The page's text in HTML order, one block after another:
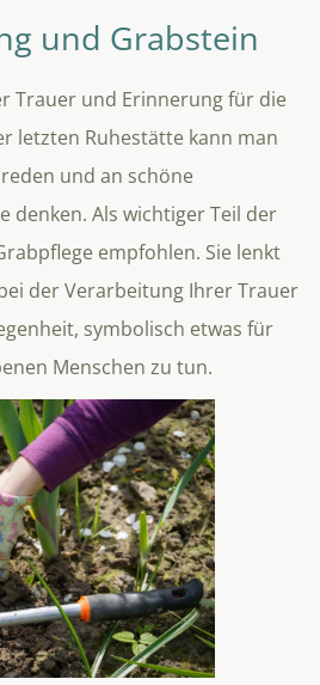
und Grabstein
Trauer und Erinnerung für die
letzten Ruhestätte kann man
und an schöne
denken. Als wichtiger Teil der
empfohlen. Sie lenkt
der Verarbeitung Ihrer Trauer
symbolisch etwas für
Menschen zu tun.